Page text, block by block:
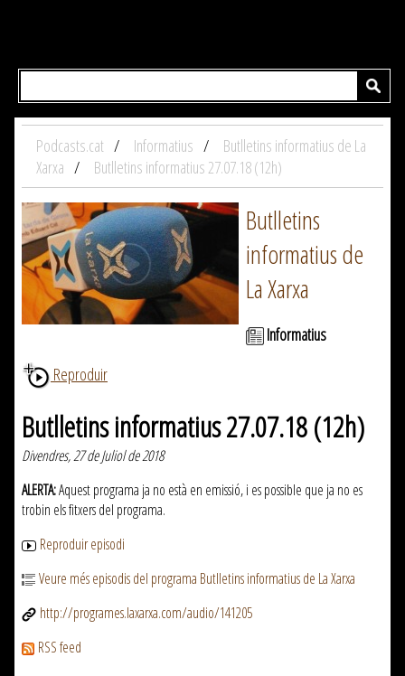
Podcasts.cat Informatius
Butlletins informatius de La
Xarxa
Butlletins informatius 27.07.18 (12h)
Butlletins
informatius de
La Xarxa
Informatius
Reproduir
Butlletins informatius 27.07.18 (12h)
Divendres, 27 de Juliol de 2018
ALERTA:Aquest programa ja no està en emissió, i es possible que ja no es
trobin els fitxers del programa.
Reproduir episodi
Veure més episodis del programa Butlletins informatius de La Xarxa
http://programes.laxarxa.com/audio/141205
RSS feed